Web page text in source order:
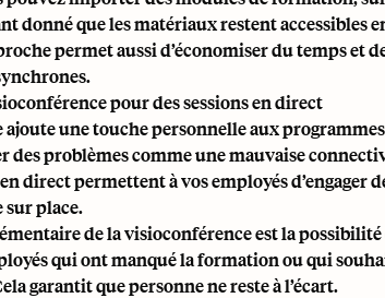
donné que les matériaux restent accessibles
permet aussi d’économiser du temps et
pour des sessions en direct
ajoute une touche personnelle aux
des problèmes comme une mauvaise
direct permettent à vos employés d’engager
place.
de la visioconférence est la
qui ont manqué la formation ou qui
garantit que personne ne reste à l’écart.